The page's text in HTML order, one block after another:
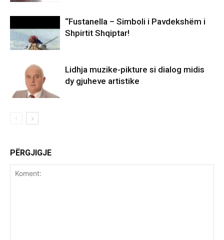
“Fustanella – Simboli i Pavdekshëm i
Shpirtit Shqiptar!
Lidhja muzike-pikture si dialog midis
dy gjuheve artistike
PËRGJIGJE